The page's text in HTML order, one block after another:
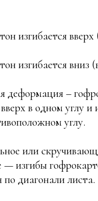
изгибается
изгибается вниз
деформация –
в одном углу и
углу.
или
— изгибы
по диагонали листа.